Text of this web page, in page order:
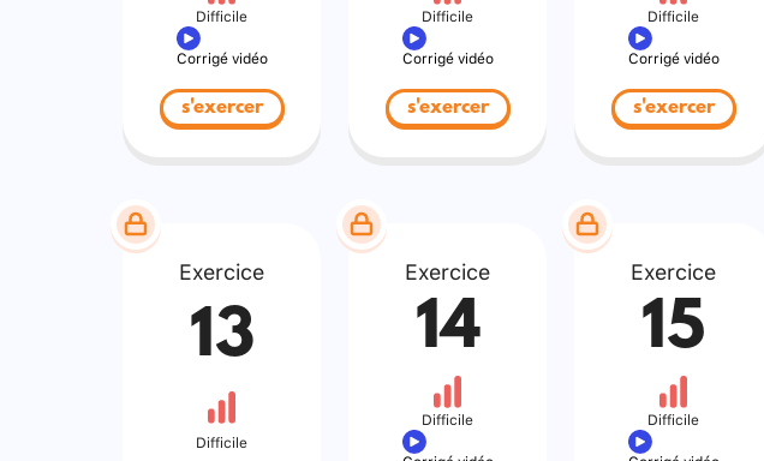
Difficile
Corrigé vidéo
s'exercer
Difficile
Corrigé vidéo
s'exercer
Difficile
Corrigé vidéo
s'exercer
Exercice
13
Difficile
Exercice
14
Difficile
Exercice
15
Difficile